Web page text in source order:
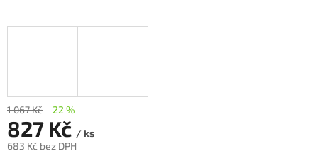
1 067 Kč –22 %
827 Kč / ks
683 Kč bez DPH